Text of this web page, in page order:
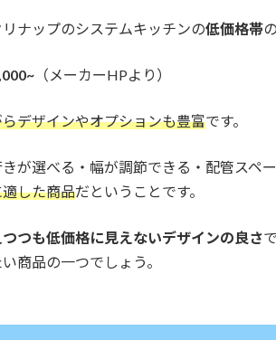
ナップのシステムキッチンの低価格帯
（メーカーHPより）
デザインやオプションも豊富です。
が選べる・幅が調節できる・配管スペ
した商品だということです。
つも低価格に見えないデザインの良さ
商品の一つでしょう。